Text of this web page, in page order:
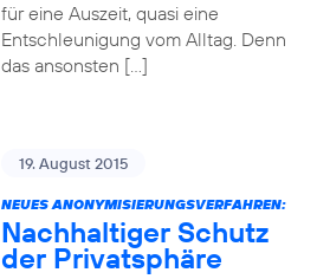
für eine Auszeit, quasi eine
Entschleunigung vom Alltag. Denn
das ansonsten […]
19. August 2015
NEUES ANONYMISIERUNGSVERFAHREN:
Nachhaltiger Schutz
der Privatsphäre